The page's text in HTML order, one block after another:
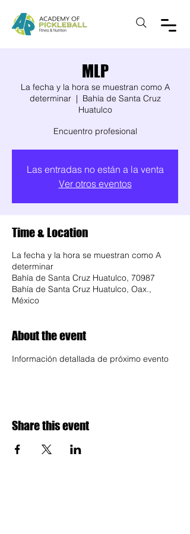
MLP
La fecha y la hora se muestran como A
determinar
  |
Bahía de Santa Cruz
Huatulco
Encuentro profesional
Las entradas no están a la venta
Ver otros eventos
Time & Location
La fecha y la hora se muestran como A
determinar
Bahía de Santa Cruz Huatulco, 70987
Bahía de Santa Cruz Huatulco, Oax.,
México
About the event
Información detallada de próximo evento
Share this event